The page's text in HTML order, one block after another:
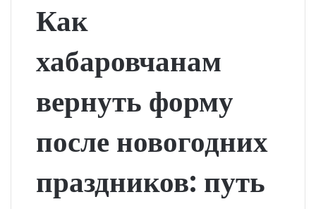
Как
хабаровчанам
вернуть форму
после новогодних
праздников: путь